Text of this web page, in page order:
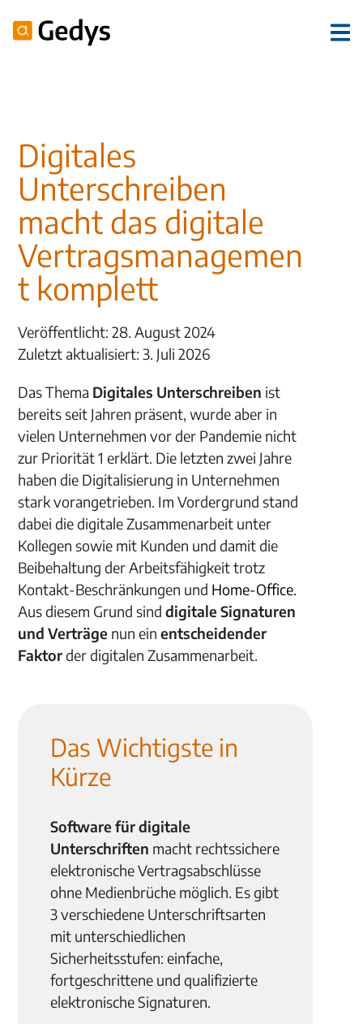
Digitales
Unterschreiben
macht das digitale
Vertragsmanagemen
t komplett
Veröffentlicht: 28. August 2024
Zuletzt aktualisiert: 3. Juli 2026
Das Thema Digitales Unterschreiben ist
bereits seit Jahren präsent, wurde aber in
vielen Unternehmen vor der Pandemie nicht
zur Priorität 1 erklärt. Die letzten zwei Jahre
haben die Digitalisierung in Unternehmen
stark vorangetrieben. Im Vordergrund stand
dabei die digitale Zusammenarbeit unter
Kollegen sowie mit Kunden und damit die
Beibehaltung der Arbeitsfähigkeit trotz
Kontakt-Beschränkungen und Home-Office.
Aus diesem Grund sinddigitale Signaturen
und Verträge nun einentscheidender
Faktorder digitalen Zusammenarbeit.
Das Wichtigste in
Kürze
Software für digitale
Unterschriften macht rechtssichere
elektronische Vertragsabschlüsse
ohne Medienbrüche möglich. Es gibt
3 verschiedene Unterschriftsarten
mit unterschiedlichen
Sicherheitsstufen: einfache,
fortgeschrittene und qualifizierte
elektronische Signaturen.